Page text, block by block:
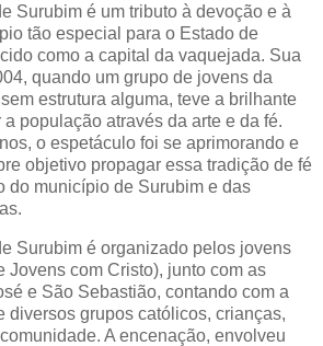
Surubim é um tributo à devoção e à
tão especial para o Estado de
como a capital da vaquejada. Sua
quando um grupo de jovens da
estrutura alguma, teve a brilhante
população através da arte e da fé.
o espetáculo foi se aprimorando e
objetivo propagar essa tradição de fé
do município de Surubim e das
Surubim é organizado pelos jovens
Jovens com Cristo), junto com as
e São Sebastião, contando com a
diversos grupos católicos, crianças,
A encenação, envolveu